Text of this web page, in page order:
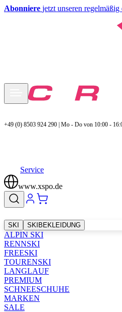
Abonniere jetzt unseren
+49 (0) 8503 924 290 | Mo - Do von 10:00 -
Service
www.xspo.de
SKI SKIBEKLEIDUNG
ALPIN SKI
RENNSKI
FREESKI
TOURENSKI
LANGLAUF
PREMIUM
SCHNEESCHUHE
MARKEN
SALE